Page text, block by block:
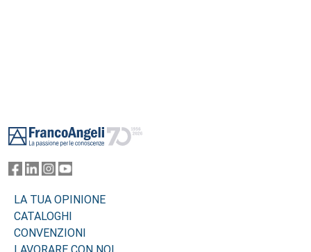
LA TUA OPINIONE
CATALOGHI
CONVENZIONI